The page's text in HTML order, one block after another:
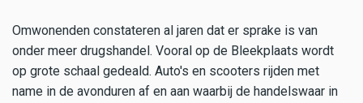
Omwonenden constateren al jaren dat er sprake is van
onder meer drugshandel. Vooral op de Bleekplaats wordt
op grote schaal gedeald. Auto's en scooters rijden met
name in de avonduren af en aan waarbij de handelswaar in